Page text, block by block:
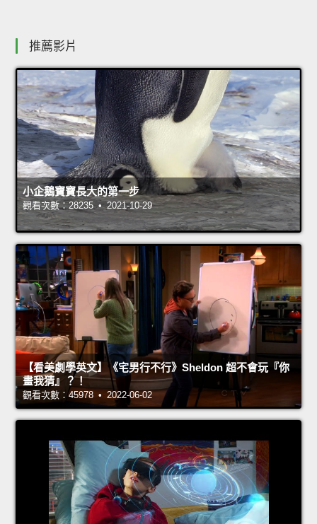
推薦影片
小企鵝寶寶長大的第一步
觀看次數：28235 • 2021-10-29
【看美劇學英文】《宅男行不行》Sheldon 超不會玩『你
畫我猜』？！
觀看次數：45978 • 2022-06-02